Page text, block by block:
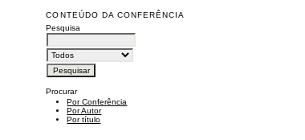
CONTEÚDO DA CONFERÊNCIA
Pesquisa
Procurar
Por Conferência
Por Autor
Por título